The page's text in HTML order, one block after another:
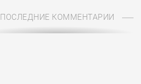
ПОСЛЕДНИЕ КОММЕНТАРИИ